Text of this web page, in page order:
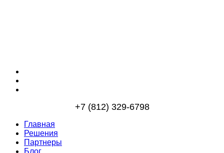
+7 (812) 329-6798
Главная
Решения
Партнеры
Блог